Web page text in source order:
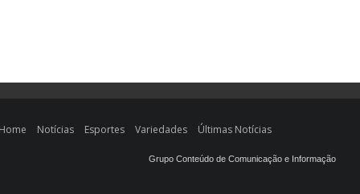
Home Notícias Esportes Variedades Últimas Notícias
Grupo Conteúdo de Comunicação e Informação